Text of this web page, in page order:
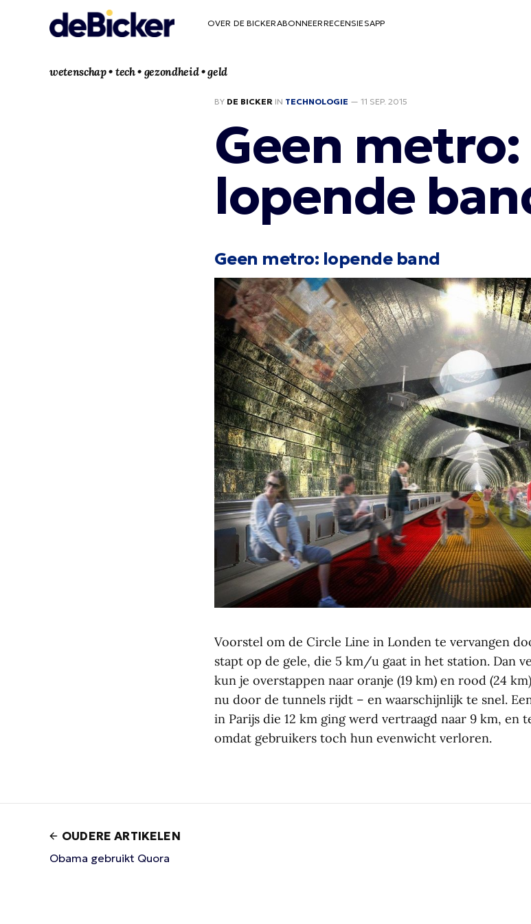
OVER DE BICKERABONNEERRECENSIESAPP
wetenschap • tech • gezondheid • geld
BY DE BICKER IN TECHNOLOGIE — 11 SEP. 2015
Geen metro:
lopende
Geen metro: lopende band
Voorstel om de Circle Line in Londen te vervangen
stapt op de gele, die 5 km/u gaat in het station. Dan
kun je overstappen naar oranje (19 km) en rood (24
nu door de tunnels rijdt – en waarschijnlijk te snel.
in Parijs die 12 km ging werd vertraagd naar 9 km, en
omdat gebruikers toch hun evenwicht verloren.
OUDERE ARTIKELEN
Obama gebruikt Quora